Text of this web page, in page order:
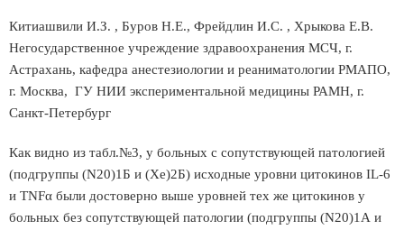
Китиашвили И.З. , Буров Н.Е., Фрейдлин И.С. , Хрыкова Е.В.
Негосударственное учреждение здравоохранения МСЧ, г.
Астрахань, кафедра анестезиологии и реаниматологии РМАПО,
г. Москва, ГУ НИИ экспериментальной медицины РАМН, г.
Санкт-Петербург
Как видно из табл.№3, у больных с сопутствующей патологией
(подгруппы (N20)1Б и (Xe)2Б) исходные уровни цитокинов IL-6
и TNFα были достоверно выше уровней тех же цитокинов у
больных без сопутствующей патологии (подгруппы (N20)1А и